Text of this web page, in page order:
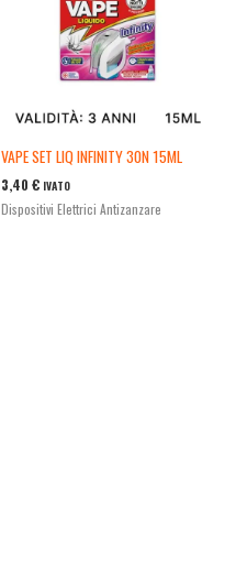
VAPE SET LIQ INFINITY 30N 15ML
3,40 € IVATO
Dispositivi Elettrici Antizanzare